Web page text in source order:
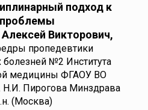
подход к
Викторович,
пропедевтики
болезней №2 Института
медицины ФГАОУ ВО
Пирогова Минздрава
(Москва)